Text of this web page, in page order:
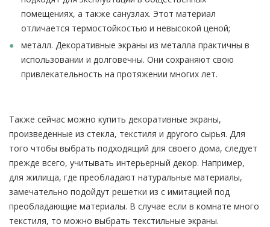
помещениях, а также санузлах. Этот материал
отличается термостойкостью и невысокой ценой;
металл. Декоративные экраны из металла практичны в
использовании и долговечны. Они сохраняют свою
привлекательность на протяжении многих лет.
Также сейчас можно купить декоративные экраны,
произведенные из стекла, текстиля и другого сырья. Для
того чтобы выбрать подходящий для своего дома, следует
прежде всего, учитывать интерьерный декор. Например,
для жилища, где преобладают натуральные материалы,
замечательно подойдут решетки из с имитацией под
преобладающие материалы. В случае если в комнате много
текстиля, то можно выбрать текстильные экраны.